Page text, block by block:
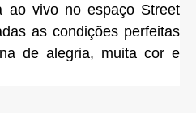
ao vivo no espaço Street
as condições perfeitas
de alegria, muita cor e